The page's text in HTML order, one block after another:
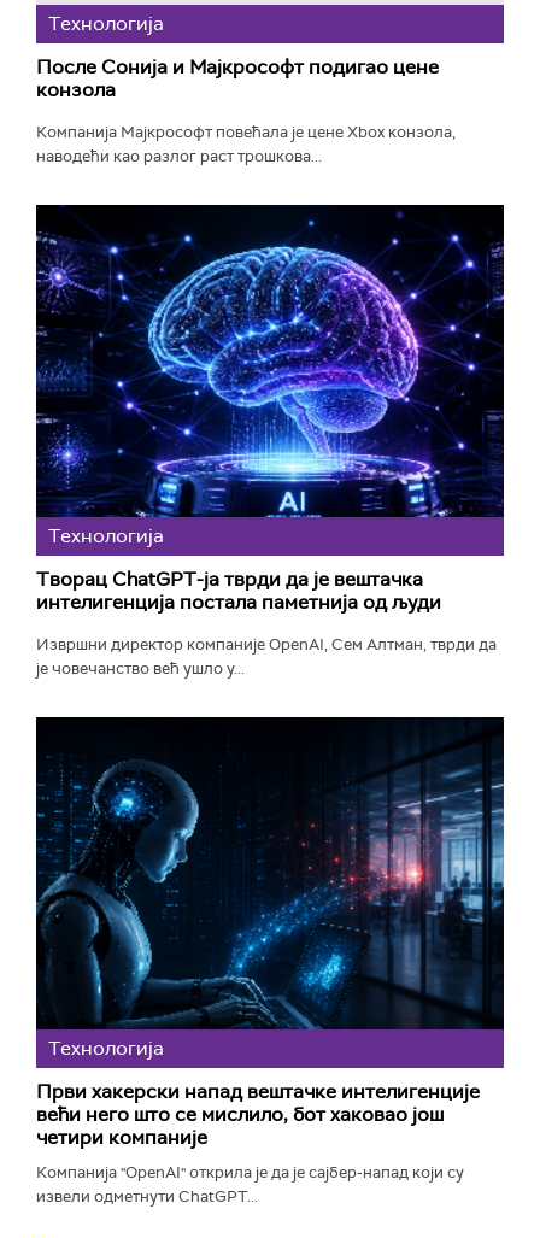
Технологијa
После Сонија и Мајкрософт подигао цене
конзола
Компанија Мајкрософт повећала је цене Xbox конзола,
наводећи као разлог раст трошкова...
Технологијa
Творац ChatGPT-ја тврди да је вештачка
интелигенција постала паметнија од људи
Извршни директор компаније OpenAI, Сем Алтман, тврди да
је човечанство већ ушло у...
Технологијa
Први хакерски напад вештачке интелигенције
већи него што се мислило, бот хаковао још
четири компаније
Компанија "OpenAI" открила је да је сајбер-напад који су
извели одметнути ChatGPT...